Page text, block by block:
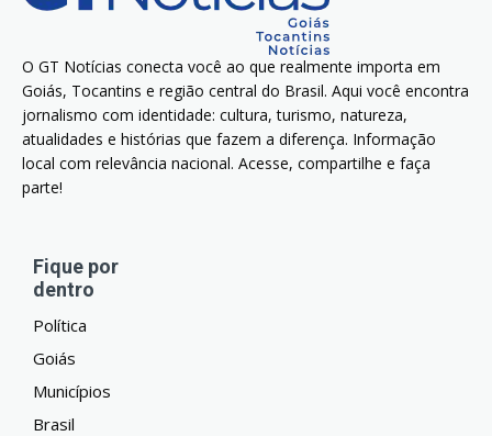
O GT Notícias conecta você ao que realmente importa em
Goiás, Tocantins e região central do Brasil. Aqui você encontra
jornalismo com identidade: cultura, turismo, natureza,
atualidades e histórias que fazem a diferença. Informação
local com relevância nacional. Acesse, compartilhe e faça
parte!
Fique por
dentro
Política
Goiás
Municípios
Brasil